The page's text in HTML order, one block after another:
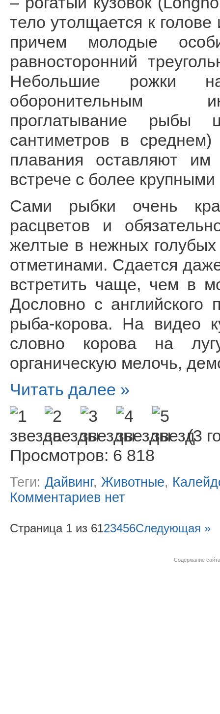
тело утолщается к
причем молодые
равносторонний
Небольшие рожки
оборонительным
проглатывание
сантиметров в среднем)
плавания оставляют
встрече с более
Сами рыбки очень
расцветов и
желтые в нежных
отметинами. Сдается
встретить чаще, чем в
Дословно с английского
рыба-корова. На видео
словно корова на
органическую мелочь,
Читать далее »
(3
Просмотров: 6 818
Теги: Дайвинг, Животные,
Комментариев нет
Страница 1 из 6123456Следующая »
Содержание